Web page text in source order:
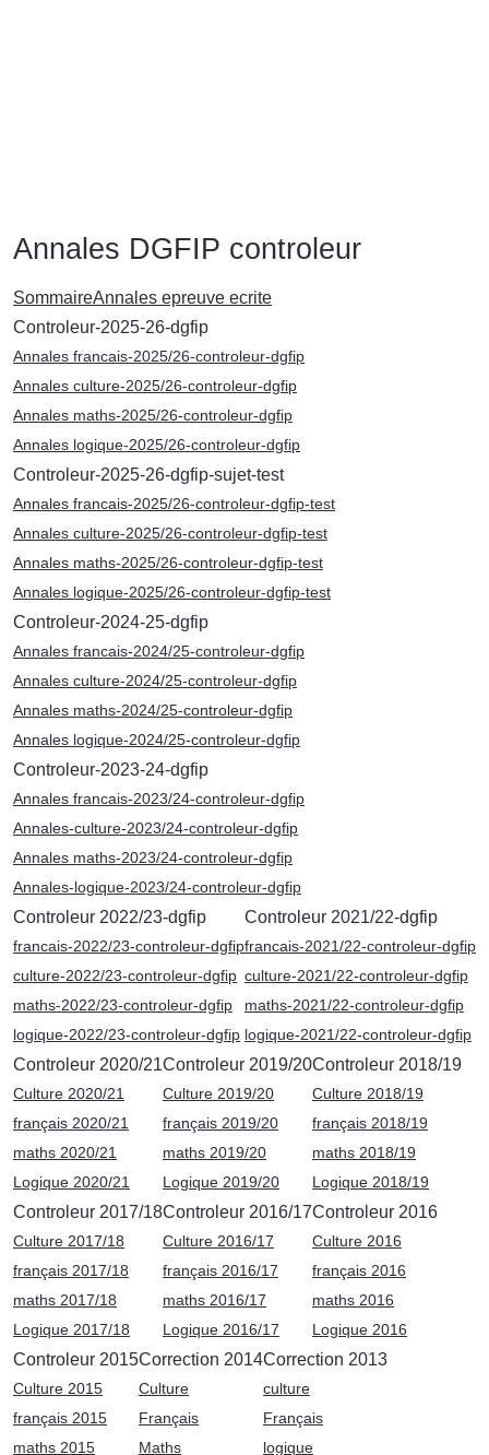
Annales DGFIP controleur
SommaireAnnales epreuve ecrite
Controleur-2025-26-dgfip
Annales francais-2025/26-controleur-dgfip
Annales culture-2025/26-controleur-dgfip
Annales maths-2025/26-controleur-dgfip
Annales logique-2025/26-controleur-dgfip
Controleur-2025-26-dgfip-sujet-test
Annales francais-2025/26-controleur-dgfip-test
Annales culture-2025/26-controleur-dgfip-test
Annales maths-2025/26-controleur-dgfip-test
Annales logique-2025/26-controleur-dgfip-test
Controleur-2024-25-dgfip
Annales francais-2024/25-controleur-dgfip
Annales culture-2024/25-controleur-dgfip
Annales maths-2024/25-controleur-dgfip
Annales logique-2024/25-controleur-dgfip
Controleur-2023-24-dgfip
Annales francais-2023/24-controleur-dgfip
Annales-culture-2023/24-controleur-dgfip
Annales maths-2023/24-controleur-dgfip
Annales-logique-2023/24-controleur-dgfip
Controleur 2022/23-dgfip
francais-2022/23-controleur-dgfip
culture-2022/23-controleur-dgfip
maths-2022/23-controleur-dgfip
logique-2022/23-controleur-dgfip
Controleur 2021/22-dgfip
francais-2021/22-controleur-dgfip
culture-2021/22-controleur-dgfip
maths-2021/22-controleur-dgfip
logique-2021/22-controleur-dgfip
Controleur 2020/21
Culture 2020/21
français 2020/21
maths 2020/21
Logique 2020/21
Controleur 2019/20
Culture 2019/20
français 2019/20
maths 2019/20
Logique 2019/20
Controleur 2018/19
Culture 2018/19
français 2018/19
maths 2018/19
Logique 2018/19
Controleur 2017/18
Culture 2017/18
français 2017/18
maths 2017/18
Logique 2017/18
Controleur 2016/17
Culture 2016/17
français 2016/17
maths 2016/17
Logique 2016/17
Controleur 2016
Culture 2016
français 2016
maths 2016
Logique 2016
Controleur 2015
Culture 2015
français 2015
maths 2015
Correction 2014
Culture
Français
Maths
Correction 2013
culture
Français
logique